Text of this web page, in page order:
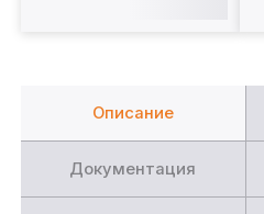
Описание
Документация